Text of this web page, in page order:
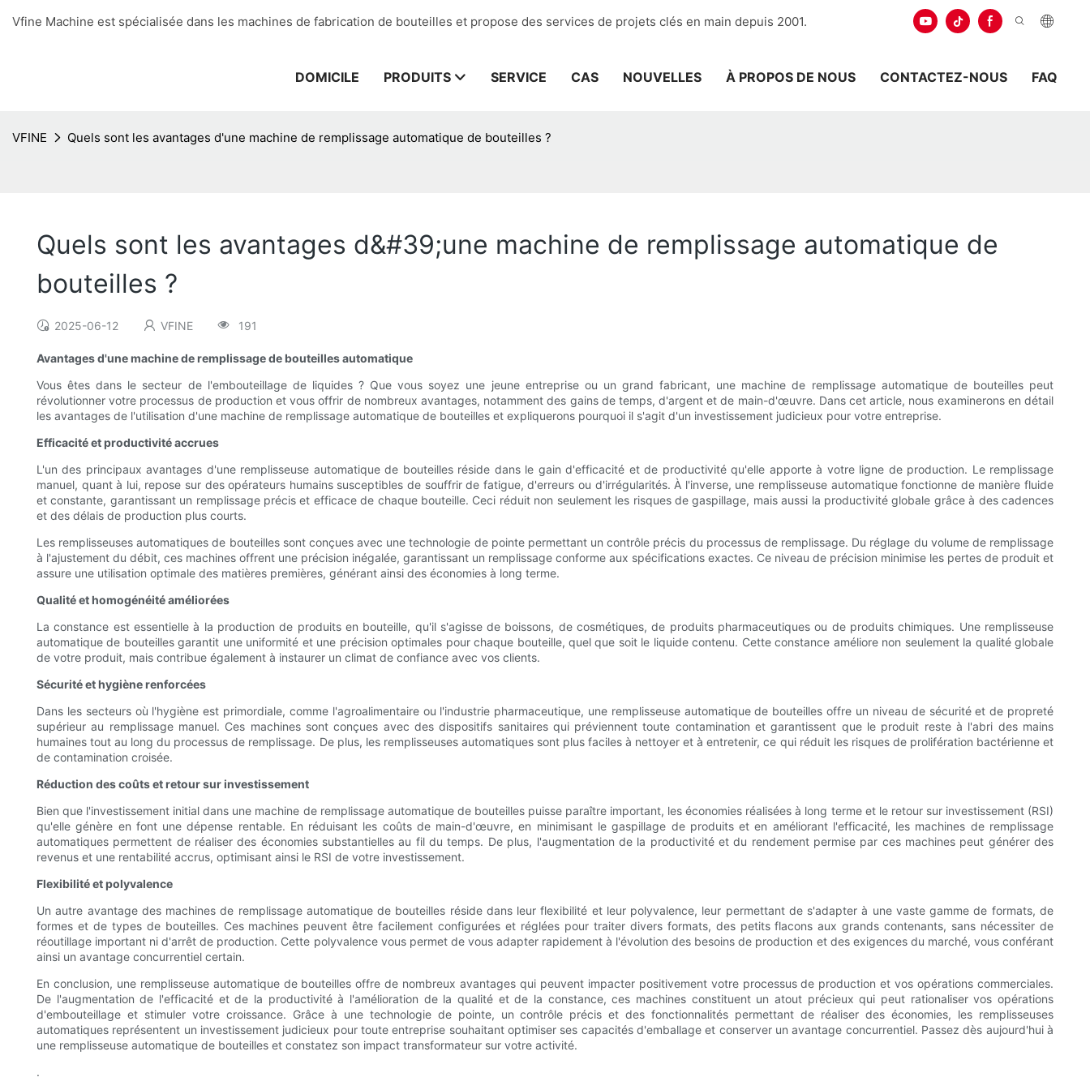
Vfine Machine est spécialisée dans les machines de fabrication de bouteilles et propose des services de projets clés en main depuis 2001.
DOMICILE PRODUITS SERVICE CAS NOUVELLES À PROPOS DE NOUS CONTACTEZ-NOUS FAQ
VFINE Quels sont les avantages d'une machine de remplissage automatique de bouteilles ?
Quels sont les avantages d&#39;une machine de remplissage automatique de
bouteilles ?
2025-06-12 VFINE 191
Avantages d'une machine de remplissage de bouteilles automatique
Vous êtes dans le secteur de l'embouteillage de liquides ? Que vous soyez une jeune entreprise ou un grand fabricant, une machine de remplissage automatique de bouteilles peut
révolutionner votre processus de production et vous offrir de nombreux avantages, notamment des gains de temps, d'argent et de main-d'œuvre. Dans cet article, nous examinerons en détail
les avantages de l'utilisation d'une machine de remplissage automatique de bouteilles et expliquerons pourquoi il s'agit d'un investissement judicieux pour votre entreprise.
Efficacité et productivité accrues
L'un des principaux avantages d'une remplisseuse automatique de bouteilles réside dans le gain d'efficacité et de productivité qu'elle apporte à votre ligne de production. Le remplissage
manuel, quant à lui, repose sur des opérateurs humains susceptibles de souffrir de fatigue, d'erreurs ou d'irrégularités. À l'inverse, une remplisseuse automatique fonctionne de manière fluide
et constante, garantissant un remplissage précis et efficace de chaque bouteille. Ceci réduit non seulement les risques de gaspillage, mais aussi la productivité globale grâce à des cadences
et des délais de production plus courts.
Les remplisseuses automatiques de bouteilles sont conçues avec une technologie de pointe permettant un contrôle précis du processus de remplissage. Du réglage du volume de remplissage
à l'ajustement du débit, ces machines offrent une précision inégalée, garantissant un remplissage conforme aux spécifications exactes. Ce niveau de précision minimise les pertes de produit et
assure une utilisation optimale des matières premières, générant ainsi des économies à long terme.
Qualité et homogénéité améliorées
La constance est essentielle à la production de produits en bouteille, qu'il s'agisse de boissons, de cosmétiques, de produits pharmaceutiques ou de produits chimiques. Une remplisseuse
automatique de bouteilles garantit une uniformité et une précision optimales pour chaque bouteille, quel que soit le liquide contenu. Cette constance améliore non seulement la qualité globale
de votre produit, mais contribue également à instaurer un climat de confiance avec vos clients.
Sécurité et hygiène renforcées
Dans les secteurs où l'hygiène est primordiale, comme l'agroalimentaire ou l'industrie pharmaceutique, une remplisseuse automatique de bouteilles offre un niveau de sécurité et de propreté
supérieur au remplissage manuel. Ces machines sont conçues avec des dispositifs sanitaires qui préviennent toute contamination et garantissent que le produit reste à l'abri des mains
humaines tout au long du processus de remplissage. De plus, les remplisseuses automatiques sont plus faciles à nettoyer et à entretenir, ce qui réduit les risques de prolifération bactérienne et
de contamination croisée.
Réduction des coûts et retour sur investissement
Bien que l'investissement initial dans une machine de remplissage automatique de bouteilles puisse paraître important, les économies réalisées à long terme et le retour sur investissement (RSI)
qu'elle génère en font une dépense rentable. En réduisant les coûts de main-d'œuvre, en minimisant le gaspillage de produits et en améliorant l'efficacité, les machines de remplissage
automatiques permettent de réaliser des économies substantielles au fil du temps. De plus, l'augmentation de la productivité et du rendement permise par ces machines peut générer des
revenus et une rentabilité accrus, optimisant ainsi le RSI de votre investissement.
Flexibilité et polyvalence
Un autre avantage des machines de remplissage automatique de bouteilles réside dans leur flexibilité et leur polyvalence, leur permettant de s'adapter à une vaste gamme de formats, de
formes et de types de bouteilles. Ces machines peuvent être facilement configurées et réglées pour traiter divers formats, des petits flacons aux grands contenants, sans nécessiter de
réoutillage important ni d'arrêt de production. Cette polyvalence vous permet de vous adapter rapidement à l'évolution des besoins de production et des exigences du marché, vous conférant
ainsi un avantage concurrentiel certain.
En conclusion, une remplisseuse automatique de bouteilles offre de nombreux avantages qui peuvent impacter positivement votre processus de production et vos opérations commerciales.
De l'augmentation de l'efficacité et de la productivité à l'amélioration de la qualité et de la constance, ces machines constituent un atout précieux qui peut rationaliser vos opérations
d'embouteillage et stimuler votre croissance. Grâce à une technologie de pointe, un contrôle précis et des fonctionnalités permettant de réaliser des économies, les remplisseuses
automatiques représentent un investissement judicieux pour toute entreprise souhaitant optimiser ses capacités d'emballage et conserver un avantage concurrentiel. Passez dès aujourd'hui à
une remplisseuse automatique de bouteilles et constatez son impact transformateur sur votre activité.
.